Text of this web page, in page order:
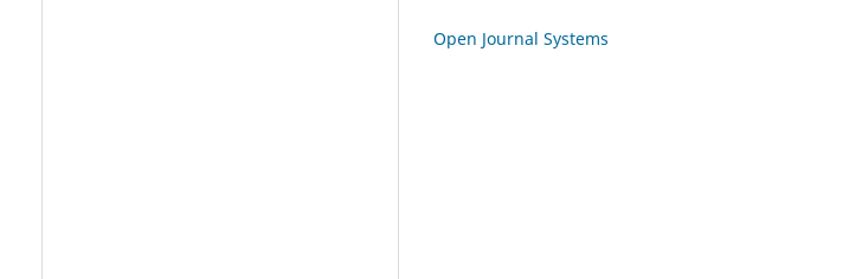
Open Journal Systems